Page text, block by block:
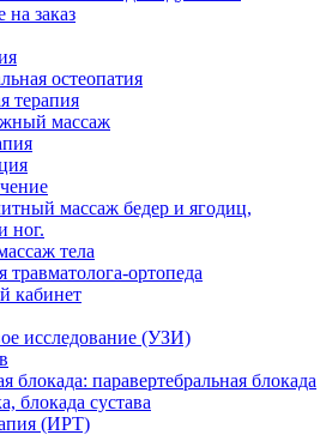
на заказ
остеопатия
терапия
массаж
массаж бедер и ягодиц,
ног.
тела
травматолога-ортопеда
кабинет
исследование (УЗИ)
блокада: паравертебральная блокада
блокада сустава
(ИРТ)